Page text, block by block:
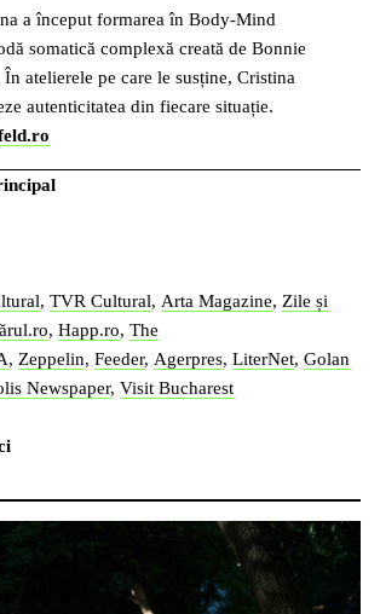
a început formarea în Body-Mind
somatică complexă creată de Bonnie
atelierele pe care le susține, Cristina
autenticitatea din fiecare situație.
, TVR Cultural, Arta Magazine, Zile și
, Happ.ro, The
, Zeppelin, Feeder, Agerpres, LiterNet, Golan
Newspaper, Visit Bucharest